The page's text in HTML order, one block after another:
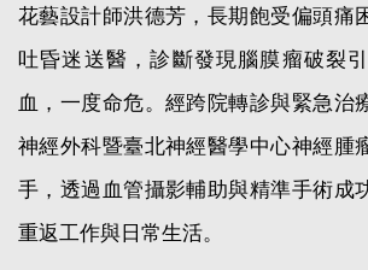
花藝設計師洪德芳，長期飽受偏頭痛
吐昏迷送醫，診斷發現腦膜瘤破裂
血，一度命危。經跨院轉診與緊急治
神經外科暨臺北神經醫學中心神經腫
手，透過血管攝影輔助與精準手術成
重返工作與日常生活。